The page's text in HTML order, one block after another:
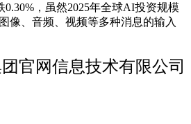
，虽然2025年全球AI投资规模
像、音频、视频等多种消息的输入
官网信息技术有限公司